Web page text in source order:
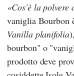
Cos'è la polvere
vaniglia Bourbon
Vanilla planifolia
bourbon" o
prodotto deve